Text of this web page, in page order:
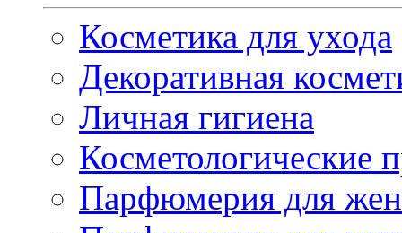
Косметика для ухода
Декоративная
Личная гигиена
Косметологические
Парфюмерия для